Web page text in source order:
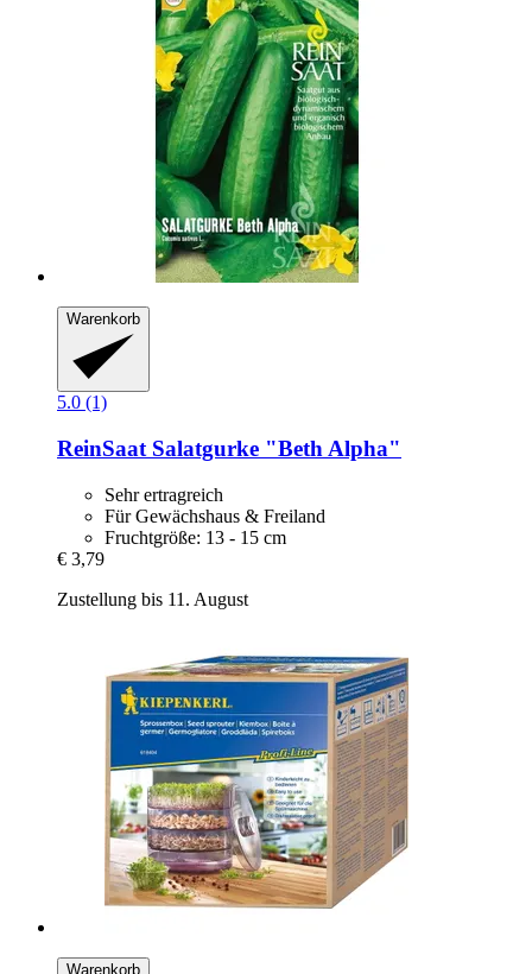
Warenkorb
5.0 (1)
ReinSaat Salatgurke "Beth Alpha"
Sehr ertragreich
Für Gewächshaus & Freiland
Fruchtgröße: 13 - 15 cm
€ 3,79
Zustellung bis 11. August
Warenkorb